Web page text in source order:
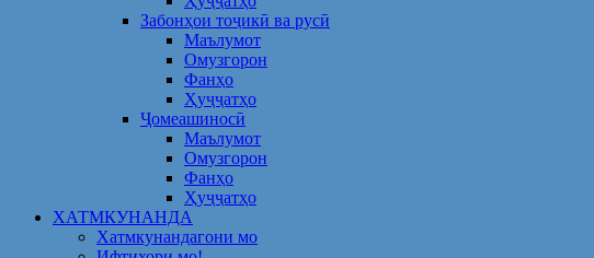
Забонҳои тоҷикӣ ва русӣ
Маълумот
Омузгорон
Фанҳо
Ҳуҷҷатҳо
Ҷомеашиносӣ
Маълумот
Омузгорон
Фанҳо
Ҳуҷҷатҳо
ХАТМКУНАНДА
Хатмкунандагони мо